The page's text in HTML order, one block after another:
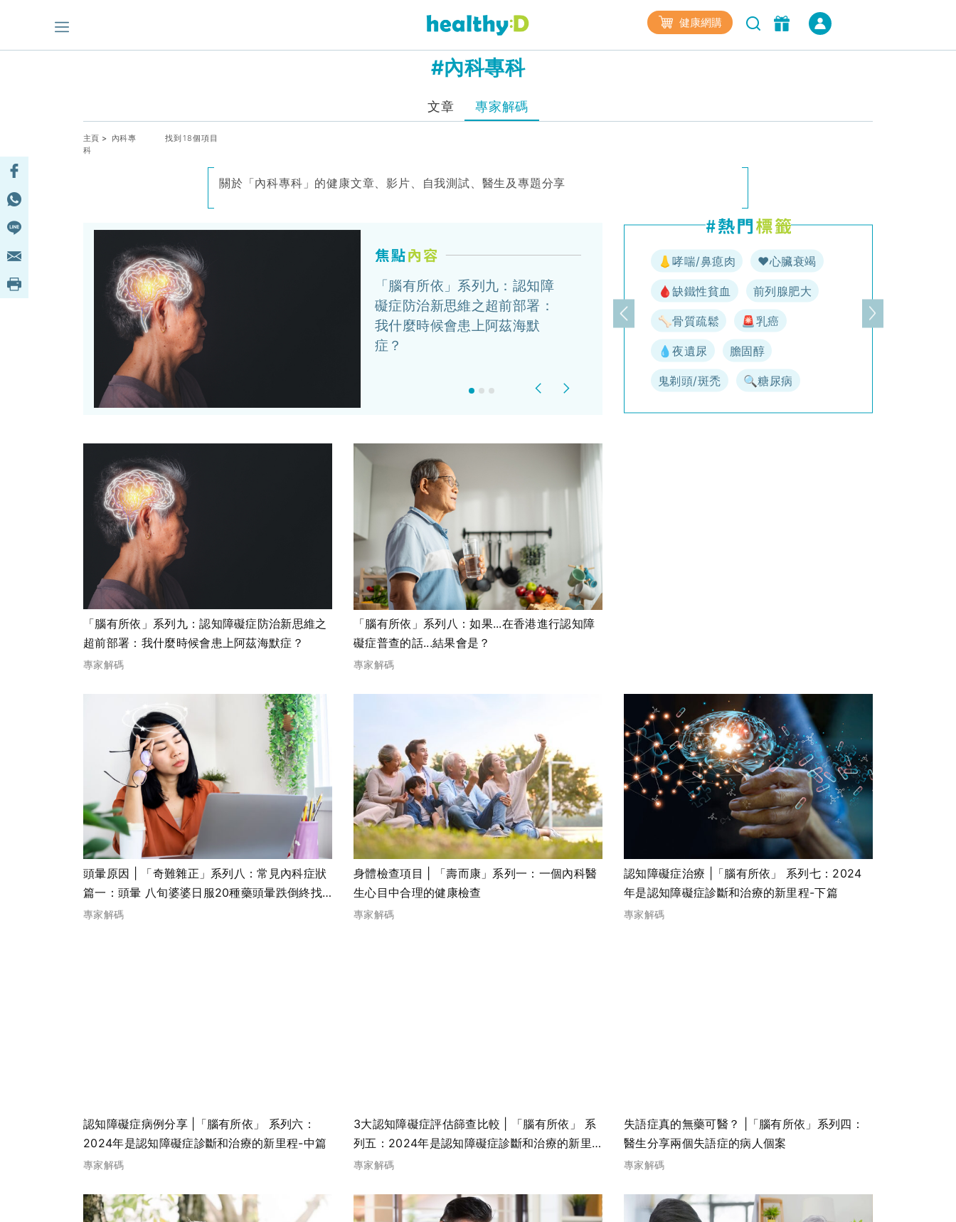
健康網購
#內科專科
文章 專家解碼
主頁 > 內科專
科
找到18個項目
關於「內科專科」的健康文章、影片、自我測試、醫生及專題分享
「腦有所依」系列九：認知障
礙症防治新思維之超前部署：
我什麼時候會患上阿茲海默
症？
Previous
上一頁
👃哮喘/鼻瘜肉 ♥️心臟衰竭
🩸缺鐵性貧血 前列腺肥大
🦴骨質疏鬆 🚨乳癌
💧夜遺尿 膽固醇
鬼剃頭/斑禿 🔍糖尿病
下一頁
「腦有所依」系列九：認知障礙症防治新思維之
超前部署：我什麼時候會患上阿茲海默症？
專家解碼
「腦有所依」系列八：如果...在香港進行認知障
礙症普查的話...結果會是？
專家解碼
頭暈原因 | 「奇難雜正」系列八：常見內科症狀
篇一：頭暈 八旬婆婆日服20種藥頭暈跌倒終找
出病因
專家解碼
身體檢查項目 | 「壽而康」系列一：一個內科醫
生心目中合理的健康檢查
專家解碼
認知障礙症治療 |「腦有所依」 系列七：2024
年是認知障礙症診斷和治療的新里程-下篇
專家解碼
認知障礙症病例分享 |「腦有所依」 系列六：
2024年是認知障礙症診斷和治療的新里程-中篇
專家解碼
3大認知障礙症評估篩查比較 | 「腦有所依」 系
列五：2024年是認知障礙症診斷和治療的新里
程-上篇
專家解碼
失語症真的無藥可醫？ |「腦有所依」系列四：
醫生分享兩個失語症的病人個案
專家解碼